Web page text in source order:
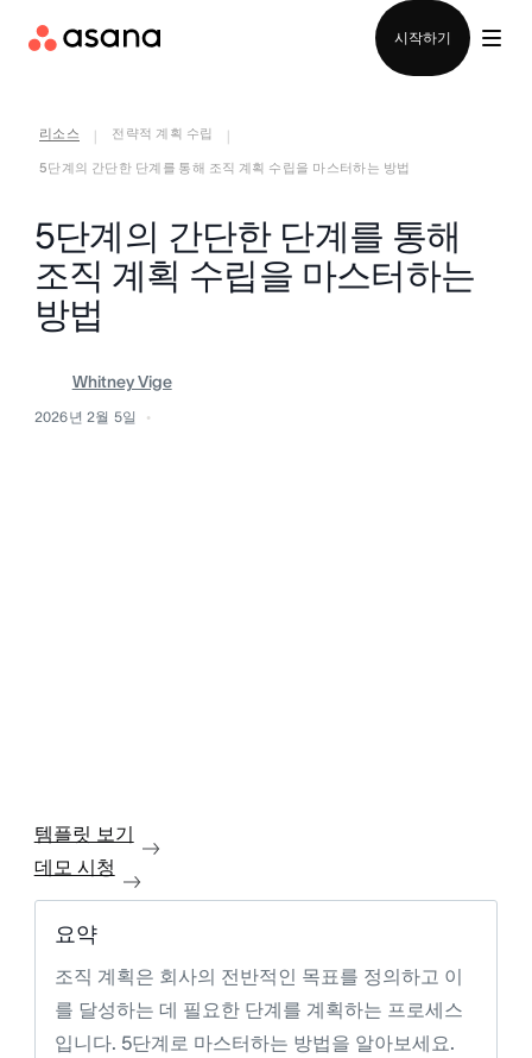
시작하기
리소스 전략적 계획 수립
5단계의 간단한 단계를 통해 조직 계획 수립을 마스터하는 방법
5단계의 간단한 단계를 통해
조직 계획 수립을 마스터하는
방법
Whitney Vige
2026년 2월 5일
템플릿 보기
데모 시청
요약
조직 계획은 회사의 전반적인 목표를 정의하고 이
를 달성하는 데 필요한 단계를 계획하는 프로세스
입니다. 5단계로 마스터하는 방법을 알아보세요.